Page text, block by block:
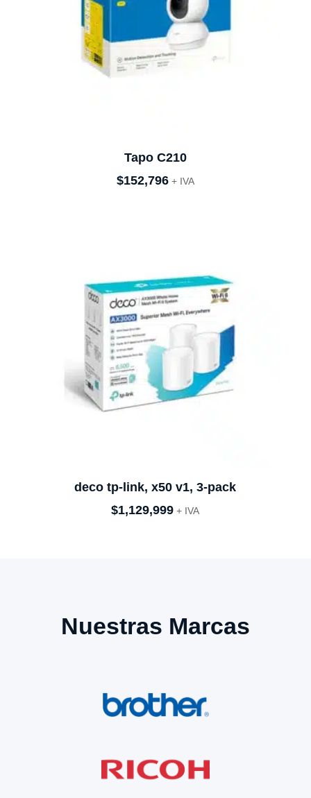
Tapo C210
$152,796 + IVA
deco tp-link, x50 v1, 3-pack
$1,129,999 + IVA
Nuestras Marcas